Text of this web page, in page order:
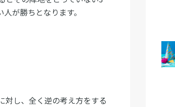
が勝ちとなります。
対し、全く逆の考え方をする